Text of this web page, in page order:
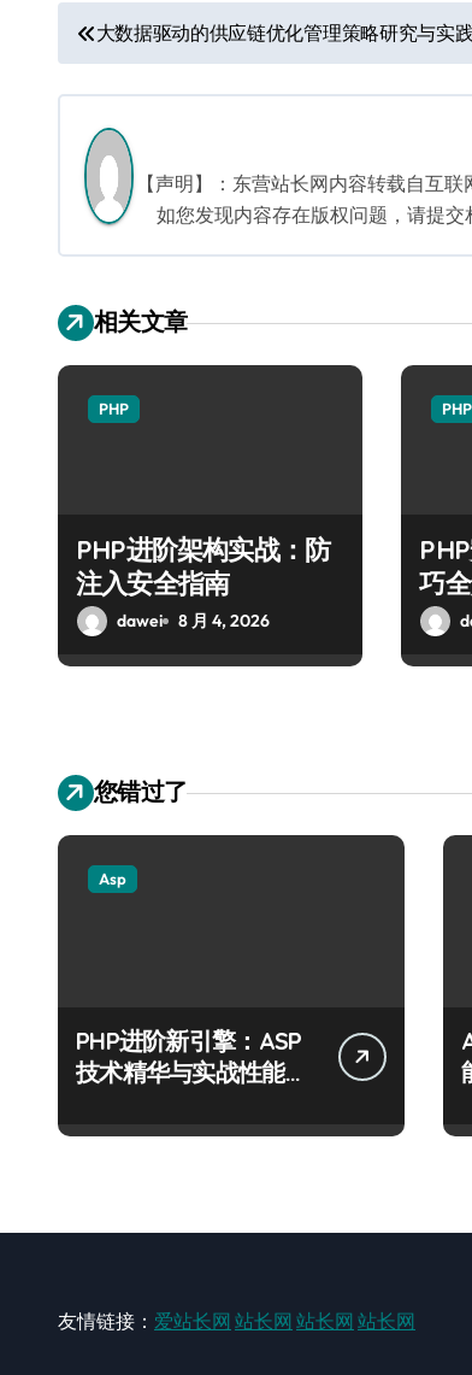
文
章
导
航
大数据驱动的供应链优化管理策略研究与实
【声明】：东营站长网内容转载自互
如您发现内容存在版权问题，请提交
相关文章
PHP
PHP进阶架构实战：防
注入安全指南
dawei 8 月 4, 2026
PHP
巧
您错过了
Asp
PHP进阶新引擎：ASP
技术精华与实战性能优
友情链接： 爱站长网 站长网 站长网 站长网